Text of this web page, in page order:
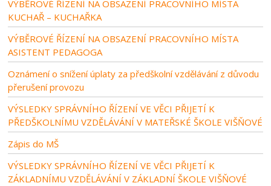
VÝBĚROVÉ ŘÍZENÍ NA OBSAZENÍ PRACOVNÍHO MÍSTA
KUCHAŘ – KUCHAŘKA
VÝBĚROVÉ ŘÍZENÍ NA OBSAZENÍ PRACOVNÍHO MÍSTA
ASISTENT PEDAGOGA
Oznámení o snížení úplaty za předškolní vzdělávání z důvodu
přerušení provozu
VÝSLEDKY SPRÁVNÍHO ŘÍZENÍ VE VĚCI PŘIJETÍ K
PŘEDŠKOLNÍMU VZDĚLÁVÁNÍ V MATEŘSKÉ ŠKOLE VIŠŇOVÉ
Zápis do MŠ
VÝSLEDKY SPRÁVNÍHO ŘÍZENÍ VE VĚCI PŘIJETÍ K
ZÁKLADNÍMU VZDĚLÁVÁNÍ V ZÁKLADNÍ ŠKOLE VIŠŇOVÉ